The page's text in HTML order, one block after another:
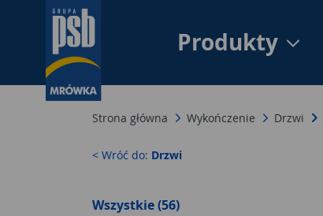
Produkty
Strona główna Wykończenie Drzwi
< Wróć do: Drzwi
Wszystkie (56)